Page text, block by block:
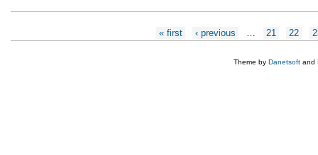
« first ‹ previous 21 22
Theme by Danetsoft and